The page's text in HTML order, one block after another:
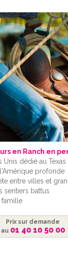
en Ranch en
Unis dédié au Texas
profonde
entre villes et
sentiers battus
famille
Prix sur demande
au 01 40 10 50 00